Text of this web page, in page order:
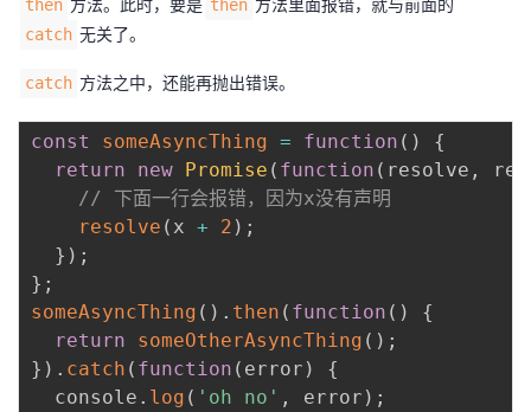
then 方法。此时，要是 then 方法里面报错，就与前面的
catch 无关了。
catch 方法之中，还能再抛出错误。
const someAsyncThing = function ( )
{
return
new Promise ( function ( resolve ,
// 下面一行会报错，因为x没有声明
resolve ( x + 2 ) ;
} ) ;
} ;
someAsyncThing ( ) . then ( function ( )
{
return
someOtherAsyncThing ( ) ;
} ) . catch ( function ( error )
{
  console
. log ( 'oh no' , error ) ;